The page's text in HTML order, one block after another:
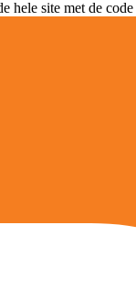
site met de code